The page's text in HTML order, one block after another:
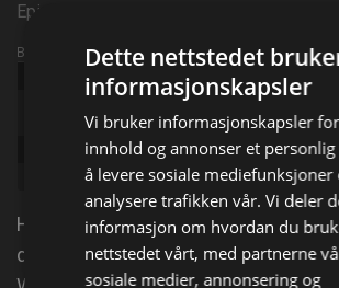
Episode 4
Broadcast info
2016
How Do They Do It?
Helmets, Tea, District Heating
Serie, Underholdning
Hvordan høster man inn og
dyreste te? Hvordan klarer
Dette nettstedet
informasjonskapsler
Vi bruker informasjonskapsler
innhold og annonser et
å levere sosiale mediefunksjoner
analysere trafikken vår. Vi deler
informasjon om hvordan du
nettstedet vårt, med partnerne
sosiale medier, annonsering og